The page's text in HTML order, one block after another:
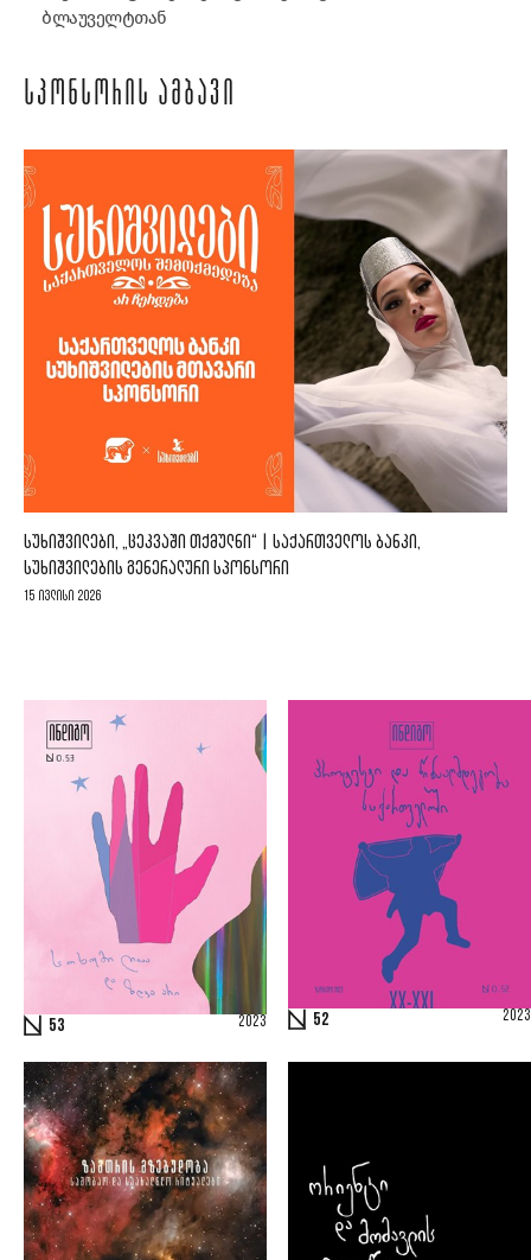
ბლაუველტთან
ᲡᲞᲝᲜᲡᲝᲠᲘᲡ ᲐᲛᲑᲐᲕᲘ
ᲡᲣᲮᲘᲨᲕᲘᲚᲔᲑᲘ, „ᲪᲔᲙᲕᲐᲨᲘ ᲗᲥᲛᲣᲚᲜᲘ“ | ᲡᲐᲥᲐᲠᲗᲕᲔᲚᲝᲡ ᲑᲐᲜᲙᲘ,
ᲡᲣᲮᲘᲨᲕᲘᲚᲔᲑᲘᲡ ᲒᲔᲜᲔᲠᲐᲚᲣᲠᲘ ᲡᲞᲝᲜᲡᲝᲠᲘ
15 ივლისი 2026
53 2023 52 2023